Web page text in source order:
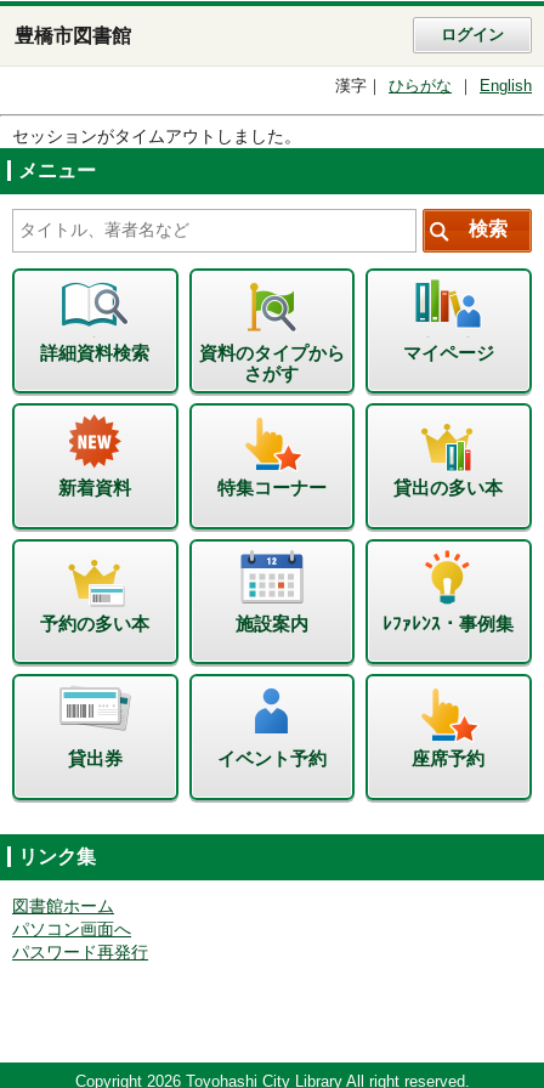
豊橋市図書館 ログイン
漢字 ひらがな English
セッションがタイムアウトしました。
メニュー
詳細資料検索
資料のタイプから
さがす
マイページ
新着資料 特集コーナー 貸出の多い本
予約の多い本 施設案内 ﾚﾌｧﾚﾝｽ・事例集
貸出券 イベント予約 座席予約
リンク集
図書館ホーム
パソコン画面へ
パスワード再発行
Copyright 2026 Toyohashi City Library All right reserved.